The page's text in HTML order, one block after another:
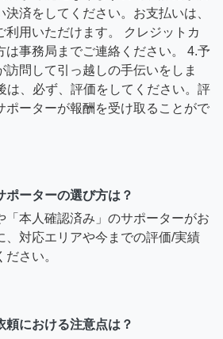
決済をしてください。お支払いは、
利用いただけます。 クレジットカ
は事務局までご連絡ください。 4.予
訪問して引っ越しの手伝いをしま
は、必ず、評価をしてください。評
ポーターが報酬を受け取ることがで
ポーターの選び方は？
「本人確認済み」のサポーターがお
、対応エリアや今までの評価/実績
さい。
頼における注意点は？